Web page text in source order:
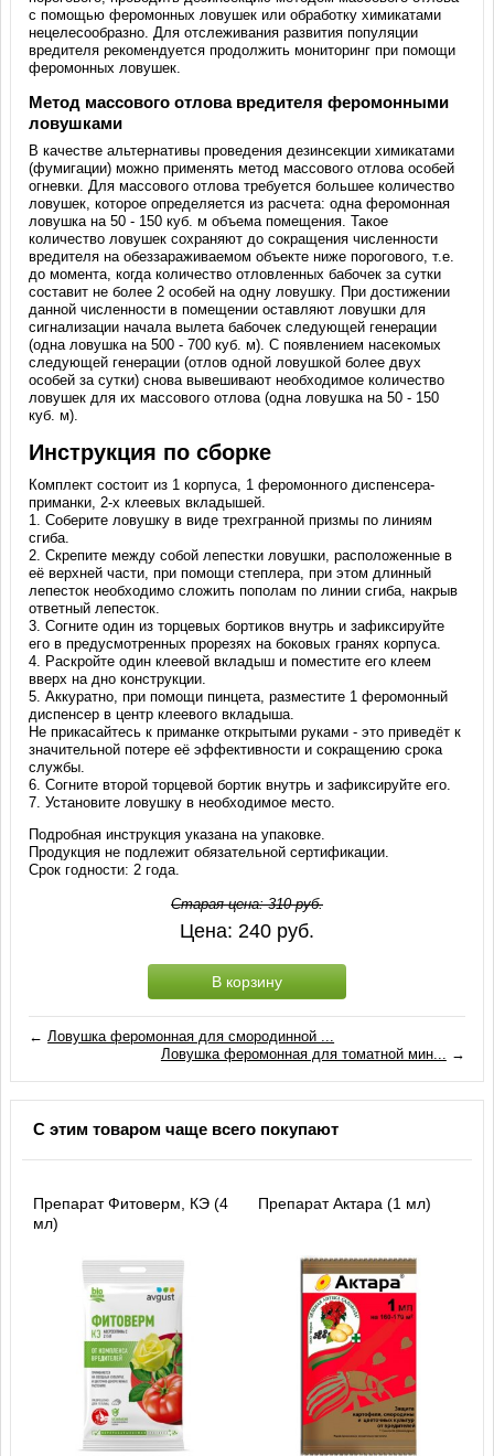
с помощью феромонных ловушек или обработку химикатами
нецелесообразно. Для отслеживания развития популяции
вредителя рекомендуется продолжить мониторинг при помощи
феромонных ловушек.
Метод массового отлова вредителя феромонными
ловушками
В качестве альтернативы проведения дезинсекции химикатами
(фумигации) можно применять метод массового отлова особей
огневки. Для массового отлова требуется большее количество
ловушек, которое определяется из расчета: одна феромонная
ловушка на 50 - 150 куб. м объема помещения. Такое
количество ловушек сохраняют до сокращения численности
вредителя на обеззараживаемом объекте ниже порогового, т.е.
до момента, когда количество отловленных бабочек за сутки
составит не более 2 особей на одну ловушку. При достижении
данной численности в помещении оставляют ловушки для
сигнализации начала вылета бабочек следующей генерации
(одна ловушка на 500 - 700 куб. м). С появлением насекомых
следующей генерации (отлов одной ловушкой более двух
особей за сутки) снова вывешивают необходимое количество
ловушек для их массового отлова (одна ловушка на 50 - 150
куб. м).
Инструкция по сборке
Комплект состоит из 1 корпуса, 1 феромонного диспенсера-
приманки, 2-х клеевых вкладышей.
1. Соберите ловушку в виде трехгранной призмы по линиям
сгиба.
2. Скрепите между собой лепестки ловушки, расположенные в
её верхней части, при помощи степлера, при этом длинный
лепесток необходимо сложить пополам по линии сгиба, накрыв
ответный лепесток.
3. Согните один из торцевых бортиков внутрь и зафиксируйте
его в предусмотренных прорезях на боковых гранях корпуса.
4. Раскройте один клеевой вкладыш и поместите его клеем
вверх на дно конструкции.
5. Аккуратно, при помощи пинцета, разместите 1 феромонный
диспенсер в центр клеевого вкладыша.
Не прикасайтесь к приманке открытыми руками - это приведёт к
значительной потере её эффективности и сокращению срока
службы.
6. Согните второй торцевой бортик внутрь и зафиксируйте его.
7. Установите ловушку в необходимое место.
Подробная инструкция указана на упаковке.
Продукция не подлежит обязательной сертификации.
Срок годности: 2 года.
Старая цена:310руб.
Цена: 240 руб.
В корзину
←Ловушка феромонная для смородинной ...
Ловушка феромонная для томатной мин... →
С этим товаром чаще всего покупают
Препарат Фитоверм, КЭ (4
мл)
Препарат Актара (1 мл)